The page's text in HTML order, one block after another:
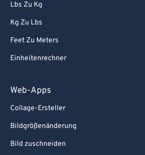
Lbs Zu Kg
Kg Zu Lbs
Feet Zu Meters
Einheitenrechner
Web-Apps
Collage-Ersteller
Bildgrößenänderung
Bild zuschneiden